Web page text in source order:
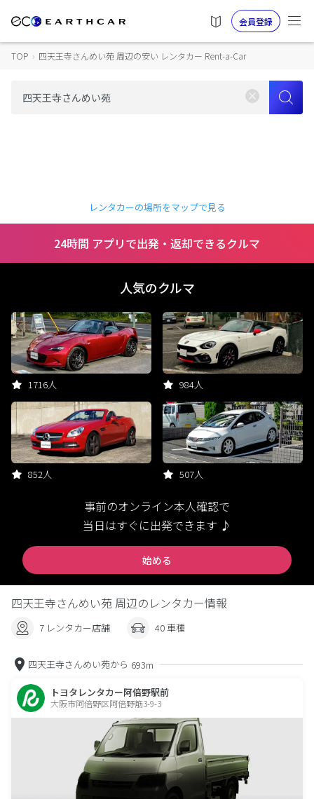
会員登録
TOP › 四天王寺さんめい苑 周辺の安い レンタカー Rent-a-Car
レンタカーの場所をマップで見る
24時間 アプリで出発・返却できるクルマ
人気のクルマ
1716人 984人
852人 507人
事前のオンライン本人確認で
当日はすぐに出発できます ♪
始める
四天王寺さんめい苑 周辺のレンタカー情報
7 レンタカー店舗 40 車種
四天王寺さんめい苑から 693m
トヨタレンタカー阿倍野駅前
大阪市阿倍野区阿倍野筋3-9-3